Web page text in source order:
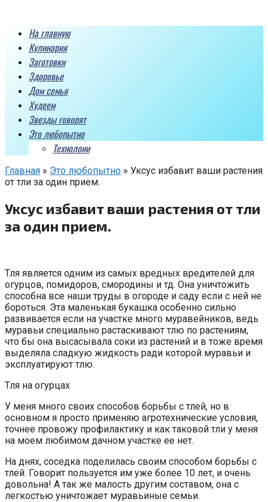
контентуНа главную
Кулинария
Заготовки
Здоровье
Дом семья
Худеем
Звезды говорят
Это любопытно
Технолоии
Главная » Это любопытно » Уксус избавит ваши растения
от тли за один прием.
Уксус избавит ваши растения от тли
за один прием.
Тля является одним из самых вредных вредителей для
огурцов, помидоров, смородины и тд. Она уничтожить
способна все наши труды в огороде и саду если с ней не
бороться. Эта маленькая букашка особенно сильно
развивается если на участке много муравейников, ведь
муравьи специально растаскивают тлю по растениям,
что бы она высасывала соки из растений и в тоже время
выделяла сладкую жидкость ради которой муравьи и
эксплуатируют тлю.
Тля на огурцах
У меня много своих способов борьбы с тлей, но в
основном я просто применяю агротехнические условия,
точнее провожу профилактику и как таковой тли у меня
на моем любимом дачном участке ее нет.
На днях, соседка поделилась своим способом борьбы с
тлей. Говорит пользуется им уже более 10 лет, и очень
довольна! А так же малость другим составом, она с
легкостью уничтожает муравьиные семьи.